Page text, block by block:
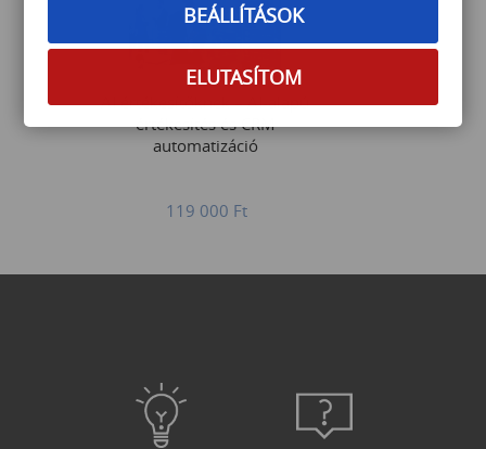
AI értékesítőknek – AI-alapú
értékesítés és CRM
automatizáció
119 000 Ft
BEÁLLÍTÁSOK
ELUTASÍTOM